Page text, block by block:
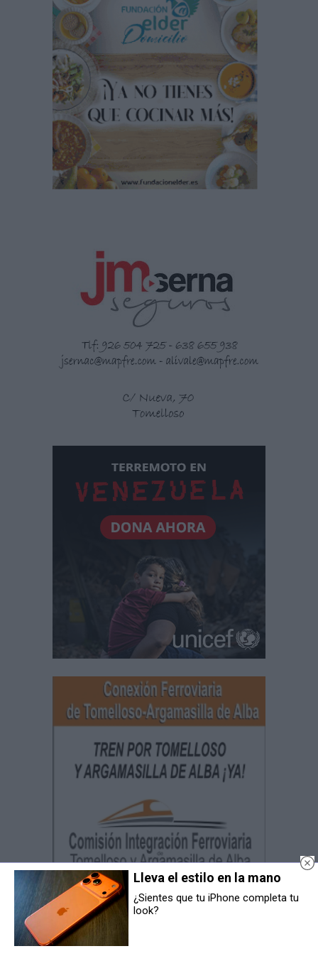
Lleva el estilo en la mano
¿Sientes que tu iPhone completa tu
look?